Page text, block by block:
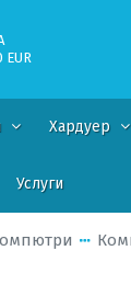
Хардуер
Услуги